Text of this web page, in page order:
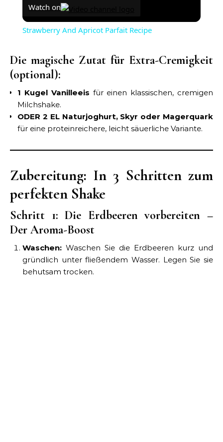
Watch on
Strawberry And Apricot Parfait Recipe
Die magische Zutat für Extra-Cremigkeit
(optional):
1 Kugel Vanilleeis für einen klassischen, cremigen
Milchshake.
ODER 2 EL Naturjoghurt, Skyr oder Magerquark
für eine proteinreichere, leicht säuerliche Variante.
Zubereitung: In 3 Schritten zum
perfekten Shake
Schritt 1: Die Erdbeeren vorbereiten –
Der Aroma-Boost
Waschen: Waschen Sie die Erdbeeren kurz und
gründlich unter fließendem Wasser. Legen Sie sie
behutsam trocken.